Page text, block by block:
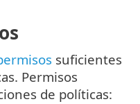
suficientes
Permisos
de políticas: